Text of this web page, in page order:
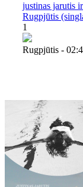
justinas jarutis
Rugpjūtis
1
Rugpjūtis -